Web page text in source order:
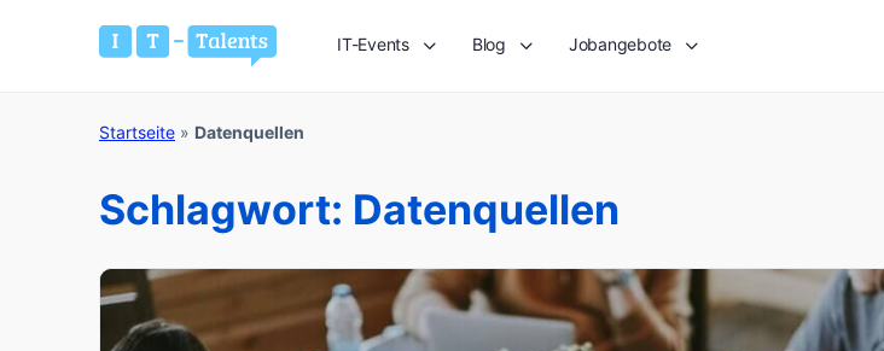
IT-Events Blog Jobangebote
Startseite » Datenquellen
Schlagwort: Datenquellen